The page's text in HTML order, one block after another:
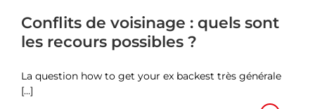
Conflits de voisinage : quels sont
les recours possibles ?
La question how to get your ex backest très générale
[...]